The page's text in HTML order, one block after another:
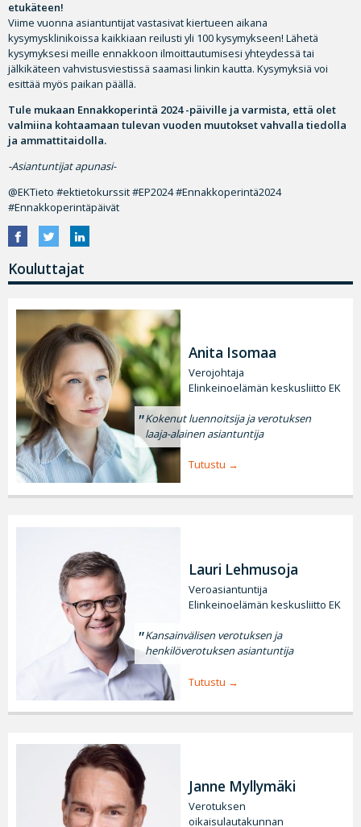
etukäteen!
Viime vuonna asiantuntijat vastasivat kiertueen aikana
kysymysklinikoissa kaikkiaan reilusti yli 100 kysymykseen! Lähetä
kysymyksesi meille ennakkoon ilmoittautumisesi yhteydessä tai
jälkikäteen vahvistusviestissä saamasi linkin kautta. Kysymyksiä voi
esittää myös paikan päällä.
Tule mukaan Ennakkoperintä 2024 -päiville ja varmista, että olet
valmiina kohtaamaan tulevan vuoden muutokset vahvalla tiedolla
ja ammattitaidolla.
-Asiantuntijat apunasi-
@EKTieto #ektietokurssit #EP2024 #Ennakkoperintä2024
#Ennakkoperintäpäivät
Kouluttajat
Anita Isomaa
Verojohtaja
Elinkeinoelämän keskusliitto EK
Kokenut luennoitsija ja verotuksen
laaja-alainen asiantuntija
Tutustu
Lauri Lehmusoja
Veroasiantuntija
Elinkeinoelämän keskusliitto EK
Kansainvälisen verotuksen ja
henkilöverotuksen asiantuntija
Tutustu
Janne Myllymäki
Verotuksen
oikaisulautakunnan